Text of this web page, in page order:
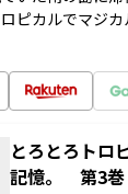
ピカルでマジ
とろとろトロ
記憶。 第3巻